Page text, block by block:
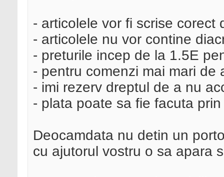
- articolele vor fi scrise corect
- articolele nu vor contine
- preturile incep de la 1.5E
- pentru comenzi mai mari de
- imi rezerv dreptul de a nu
- plata poate sa fie facuta
Deocamdata nu detin un
cu ajutorul vostru o sa apara